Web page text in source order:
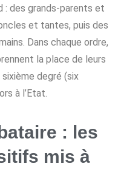
: des grands-parents et
et tantes, puis des
Dans chaque ordre,
la place de leurs
degré (six
à l’Etat.
: les
mis à